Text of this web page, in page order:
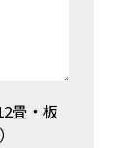
畳・板